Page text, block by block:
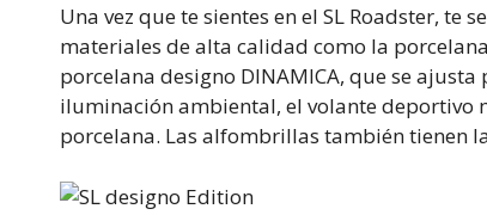
Una vez que te sientes en el SL Roadster,
materiales de alta calidad como la
porcelana designo DINAMICA, que se
iluminación ambiental, el volante deportivo
porcelana. Las alfombrillas también tienen